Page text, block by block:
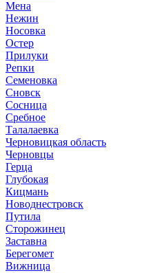
Мена
Нежин
Носовка
Остер
Прилуки
Репки
Семеновка
Сновск
Сосница
Сребное
Талалаевка
Черновицкая область
Черновцы
Герца
Глубокая
Кицмань
Новоднестровск
Путила
Сторожинец
Заставна
Берегомет
Вижница